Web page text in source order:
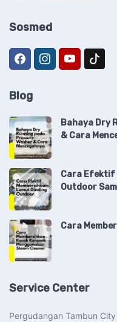
Sosmed
Blog
Bahaya Dry
& Cara
Cara Efektif
Outdoor
Cara
Service Center
Pergudangan Tambun